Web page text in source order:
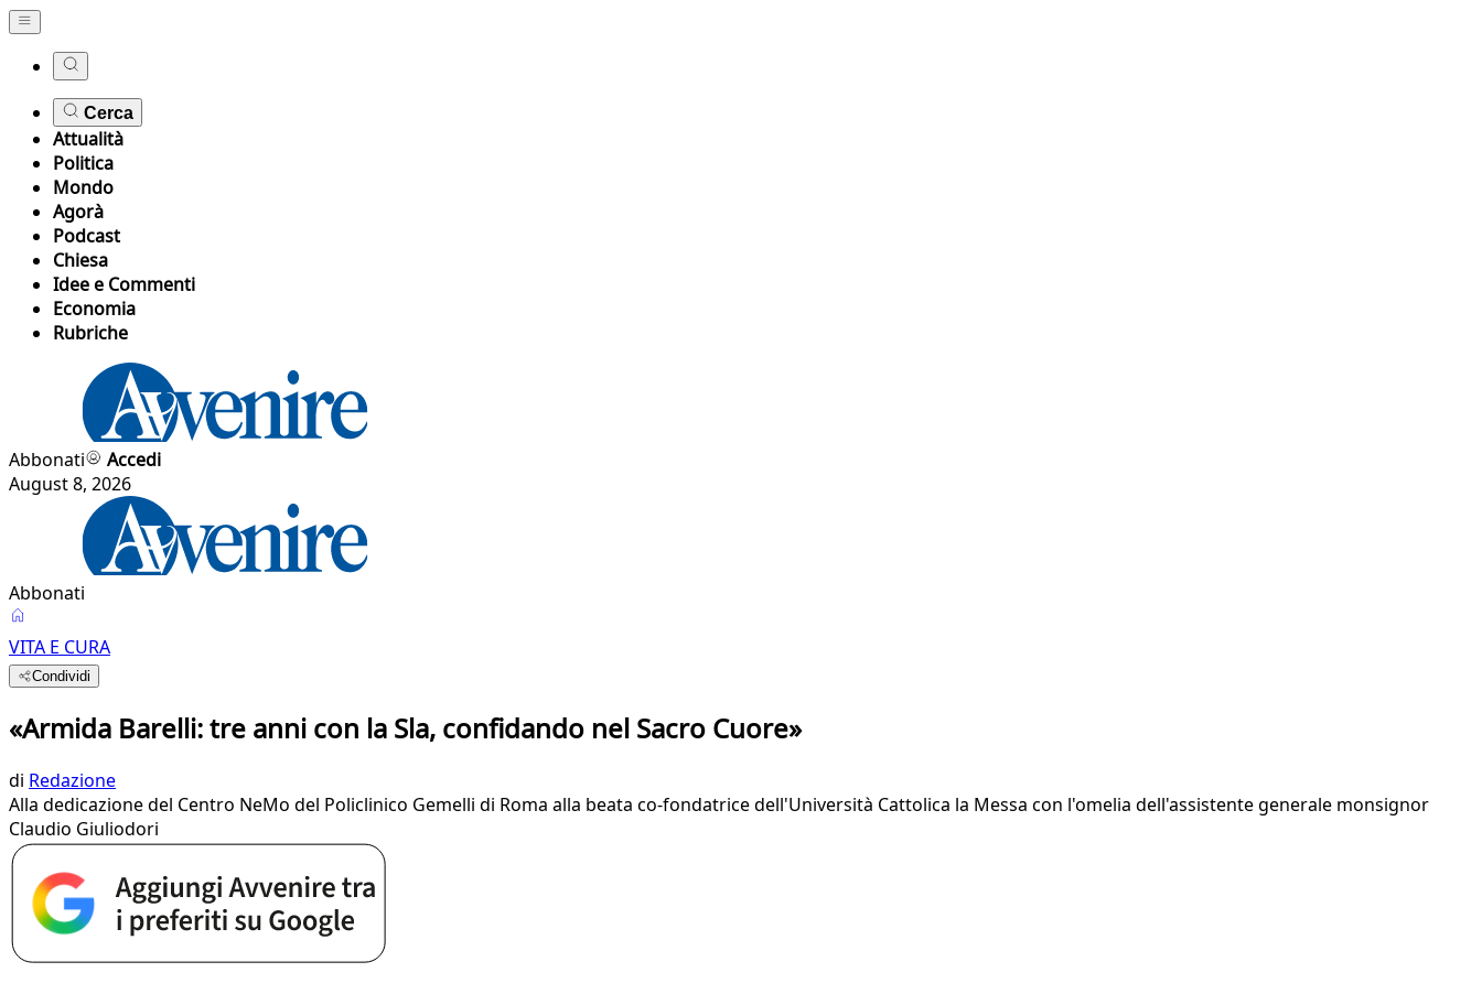
Cerca
Attualità
Politica
Mondo
Agorà
Podcast
Chiesa
Idee e Commenti
Economia
Rubriche
Abbonati
Accedi
August 8, 2026
Abbonati
VITA E CURA
Condividi
«Armida Barelli: tre anni con la Sla, confidando nel Sacro Cuore»
di Redazione
Alla dedicazione del Centro NeMo del Policlinico Gemelli di Roma alla beata co-fondatrice dell'Università Cattolica la Messa con l'omelia dell'assistente generale monsignor
Claudio Giuliodori